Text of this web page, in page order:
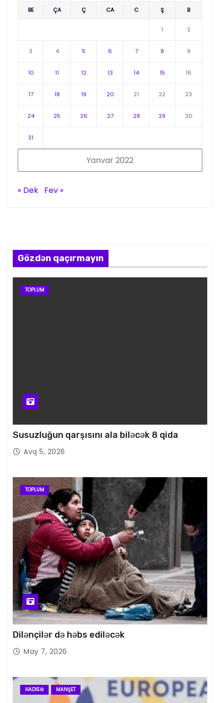
Yanvar 2022
BE ÇA Ç CA C Ş B
1 2
3 4 5 6 7 8 9
10 11 12 13 14 15 16
17 18 19 20 21 22 23
24 25 26 27 28 29 30
31
« Dek Fev »
Gözdən qaçırmayın
TOPLUM
Susuzluğun qarşısını ala biləcək 8 qida
Avq 5, 2026
TOPLUM
Dilənçilər də həbs ediləcək
May 7, 2026
HADISƏ MANŞET